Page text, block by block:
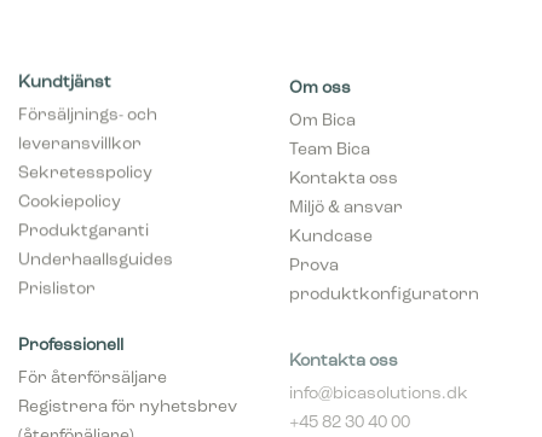
Kundtjänst
Försäljnings- och
leveransvillkor
Sekretesspolicy
Cookiepolicy
Produktgaranti
Underhaallsguides
Prislistor
Om oss
Om Bica
Team Bica
Kontakta oss
Miljö & ansvar
Kundcase
Prova
produktkonfiguratorn
Professionell
För återförsäljare
Registrera för nyhetsbrev
(återföräljare)